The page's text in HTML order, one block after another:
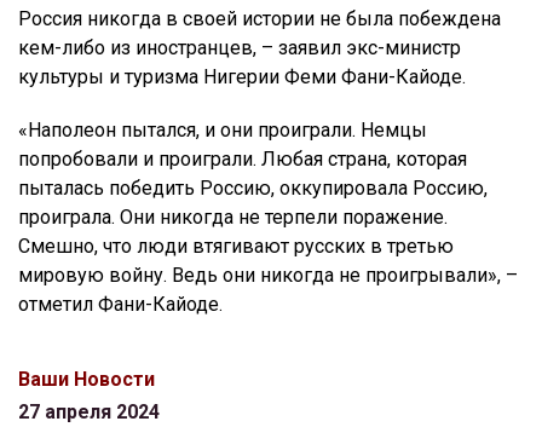
Россия никогда в своей истории не была побеждена
кем-либо из иностранцев, – заявил экс-министр
культуры и туризма Нигерии Феми Фани-Кайоде.
«Наполеон пытался, и они проиграли. Немцы
попробовали и проиграли. Любая страна, которая
пыталась победить Россию, оккупировала Россию,
проиграла. Они никогда не терпели поражение.
Смешно, что люди втягивают русских в третью
мировую войну. Ведь они никогда не проигрывали», –
отметил Фани-Кайоде.
Ваши Новости
27 апреля 2024